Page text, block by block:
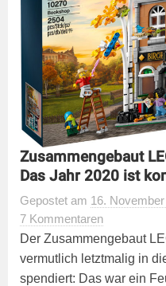
Zusammengebaut
Das Jahr 2020 ist
Gepostet am 16.
7 Kommentaren
Der Zusammengebaut
vermutlich letztmalig in
spendiert: Das war ein